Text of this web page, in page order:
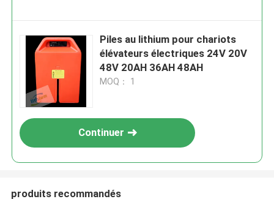
Piles au lithium pour chariots
élévateurs électriques 24V 20V
48V 20AH 36AH 48AH
MOQ： 1
Continuer
produits recommandés